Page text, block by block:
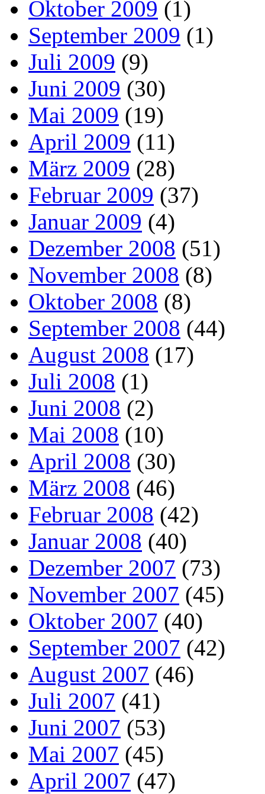
Oktober 2009 (1)
September 2009 (1)
Juli 2009 (9)
Juni 2009 (30)
Mai 2009 (19)
April 2009 (11)
März 2009 (28)
Februar 2009 (37)
Januar 2009 (4)
Dezember 2008 (51)
November 2008 (8)
Oktober 2008 (8)
September 2008 (44)
August 2008 (17)
Juli 2008 (1)
Juni 2008 (2)
Mai 2008 (10)
April 2008 (30)
März 2008 (46)
Februar 2008 (42)
Januar 2008 (40)
Dezember 2007 (73)
November 2007 (45)
Oktober 2007 (40)
September 2007 (42)
August 2007 (46)
Juli 2007 (41)
Juni 2007 (53)
Mai 2007 (45)
April 2007 (47)